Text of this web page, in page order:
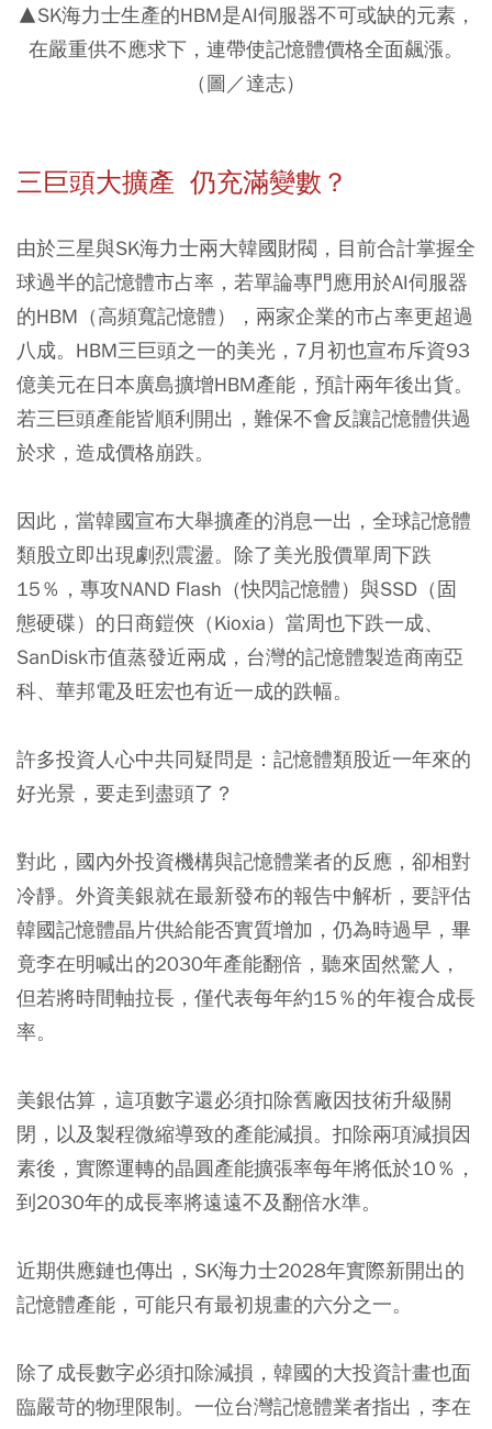
▲SK海力士生產的HBM是AI伺服器不可或缺的元素，
在嚴重供不應求下，連帶使記憶體價格全面飆漲。
（圖／達志）
三巨頭大擴產 仍充滿變數？
由於三星與SK海力士兩大韓國財閥，目前合計掌握全
球過半的記憶體市占率，若單論專門應用於AI伺服器
的HBM（高頻寬記憶體），兩家企業的市占率更超過
八成。HBM三巨頭之一的美光，7月初也宣布斥資93
億美元在日本廣島擴增HBM產能，預計兩年後出貨。
若三巨頭產能皆順利開出，難保不會反讓記憶體供過
於求，造成價格崩跌。
因此，當韓國宣布大舉擴產的消息一出，全球記憶體
類股立即出現劇烈震盪。除了美光股價單周下跌
15％，專攻NAND Flash（快閃記憶體）與SSD（固
態硬碟）的日商鎧俠（Kioxia）當周也下跌一成、
SanDisk市值蒸發近兩成，台灣的記憶體製造商南亞
科、華邦電及旺宏也有近一成的跌幅。
許多投資人心中共同疑問是：記憶體類股近一年來的
好光景，要走到盡頭了？
對此，國內外投資機構與記憶體業者的反應，卻相對
冷靜。外資美銀就在最新發布的報告中解析，要評估
韓國記憶體晶片供給能否實質增加，仍為時過早，畢
竟李在明喊出的2030年產能翻倍，聽來固然驚人，
但若將時間軸拉長，僅代表每年約15％的年複合成長
率。
美銀估算，這項數字還必須扣除舊廠因技術升級關
閉，以及製程微縮導致的產能減損。扣除兩項減損因
素後，實際運轉的晶圓產能擴張率每年將低於10％，
到2030年的成長率將遠遠不及翻倍水準。
近期供應鏈也傳出，SK海力士2028年實際新開出的
記憶體產能，可能只有最初規畫的六分之一。
除了成長數字必須扣除減損，韓國的大投資計畫也面
臨嚴苛的物理限制。一位台灣記憶體業者指出，李在